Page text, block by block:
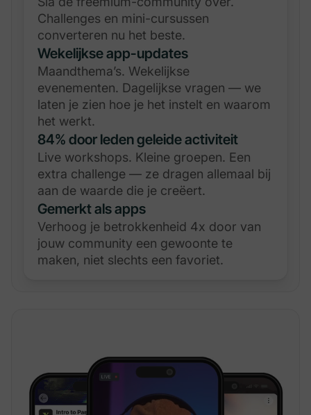
Challenges en mini-cursussen
converteren nu het beste.
Wekelijkse app-updates
Maandthema’s. Wekelijkse
evenementen. Dagelijkse vragen — we
laten je zien hoe je het instelt en waarom
het werkt.
84% door leden geleide activiteit
Live workshops. Kleine groepen. Een
extra challenge — ze dragen allemaal bij
aan de waarde die je creëert.
Gemerkt als apps
Verhoog je betrokkenheid 4x door van
jouw community een gewoonte te
maken, niet slechts een favoriet.